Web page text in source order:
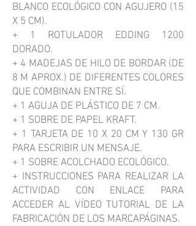
BLANCO ECOLÓGICO CON AGUJERO (15
X 5 CM).
+ 1 ROTULADOR EDDING 1200
DORADO.
+ 4 MADEJAS DE HILO DE BORDAR (DE
8 M APROX.) DE DIFERENTES COLORES
QUE COMBINAN ENTRE SÍ.
+ 1 AGUJA DE PLÁSTICO DE 7 CM.
+ 1 SOBRE DE PAPEL KRAFT.
+ 1 TARJETA DE 10 X 20 CM Y 130 GR
PARA ESCRIBIR UN MENSAJE.
+ 1 SOBRE ACOLCHADO ECOLÓGICO.
+ INSTRUCCIONES PARA REALIZAR LA
ACTIVIDAD CON ENLACE PARA
ACCEDER AL VÍDEO TUTORIAL DE LA
FABRICACIÓN DE LOS MARCAPÁGINAS.